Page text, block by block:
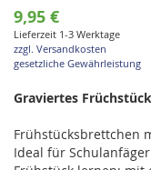
Anfang
der
Bildgalerie
springen
9,95 €
Lieferzeit 1-3 Werktage
zzgl. Versandkosten
gesetzliche Gewährleistung
Graviertes
Frühstücksbrettchen
Ideal für